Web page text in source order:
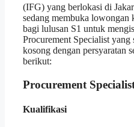
(IFG) yang berlokasi di
sedang membuka lowongan
bagi lulusan S1 untuk
Procurement Specialist yang
kosong dengan persyaratan
berikut:
Procurement
Kualifikasi